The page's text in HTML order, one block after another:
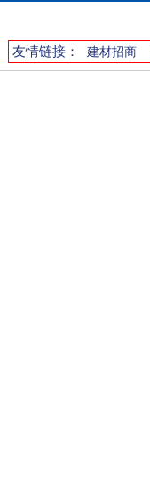
友情链接： 建材招商